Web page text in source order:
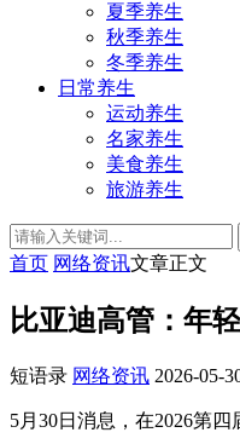
夏季养生
秋季养生
冬季养生
日常养生
运动养生
名家养生
美食养生
旅游养生
首页 网络资讯文章正文
比亚迪高管：年
短语录 网络资讯 2026-05-
5月30日消息，在2026第